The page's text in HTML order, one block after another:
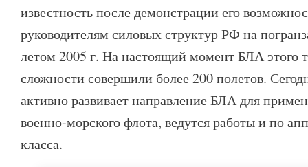
известность после демонстрации его
руководителям силовых структур РФ на
летом 2005 г. На настоящий момент БЛА этого
сложности совершили более 200 полетов.
активно развивает направление БЛА для
военно-морского флота, ведутся работы и по
класса.